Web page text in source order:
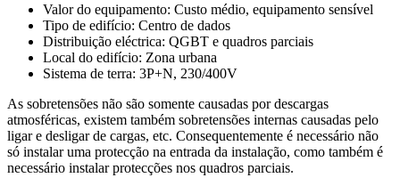
Valor do equipamento: Custo médio, equipamento sensível
Tipo de edifício: Centro de dados
Distribuição eléctrica: QGBT e quadros parciais
Local do edifício: Zona urbana
Sistema de terra: 3P+N, 230/400V
As sobretensões não são somente causadas por descargas
atmosféricas, existem também sobretensões internas causadas pelo
ligar e desligar de cargas, etc. Consequentemente é necessário não
só instalar uma protecção na entrada da instalação, como também é
necessário instalar protecções nos quadros parciais.